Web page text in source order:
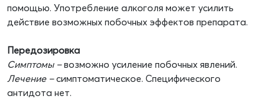
помощью. Употребление алкоголя может усилить
действие возможных побочных эффектов препарата.
Передозировка
Симптомы –возможно усиление побочных явлений.
Лечение –симптоматическое. Специфического
антидота нет.